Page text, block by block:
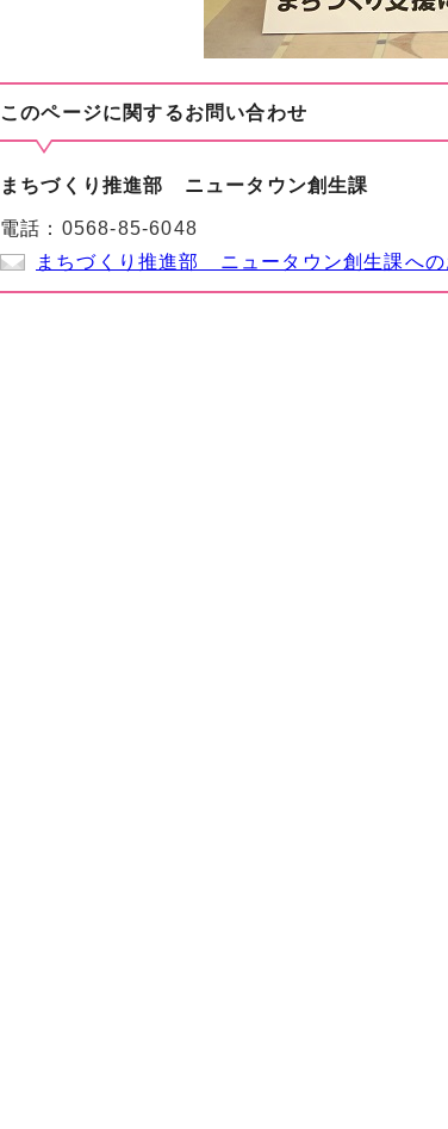
このページに関するお問い合わせ
まちづくり推進部 ニュータウン創生課
電話： 0568-85-6048
まちづくり推進部 ニュータウン創生課への